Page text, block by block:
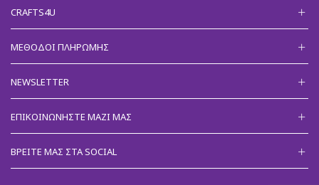
CRAFTS4U
ΜΈΘΟΔΟΙ ΠΛΗΡΩΜΉΣ
NEWSLETTER
ΕΠΙΚΟΙΝΩΝΉΣΤΕ ΜΑΖΊ ΜΑΣ
ΒΡΕΊΤΕ ΜΑΣ ΣΤΑ SOCIAL